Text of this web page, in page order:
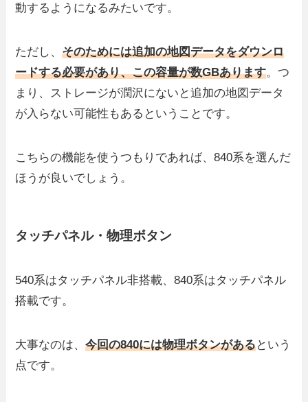
動するようになるみたいです。
ただし、そのためには追加の地図データをダウンロ
ードする必要があり、この容量が数GBあります。つ
まり、ストレージが潤沢にないと追加の地図データ
が入らない可能性もあるということです。
こちらの機能を使うつもりであれば、840系を選んだ
ほうが良いでしょう。
タッチパネル・物理ボタン
540系はタッチパネル非搭載、840系はタッチパネル
搭載です。
大事なのは、今回の840には物理ボタンがあるという
点です。